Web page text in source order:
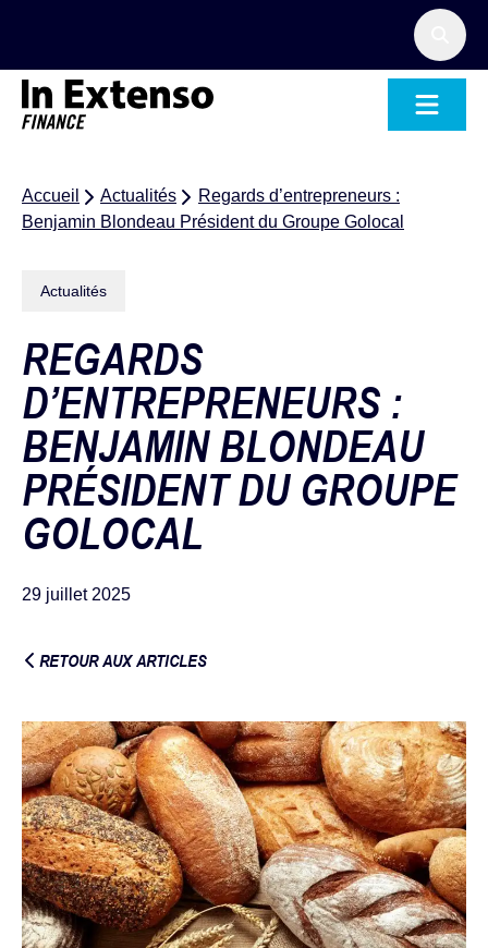
Accueil Actualités
Regards d’entrepreneurs :
Benjamin Blondeau Président du Groupe Golocal
Actualités
REGARDS
D’ENTREPRENEURS :
BENJAMIN BLONDEAU
PRÉSIDENT DU GROUPE
GOLOCAL
29 juillet 2025
RETOUR AUX ARTICLES